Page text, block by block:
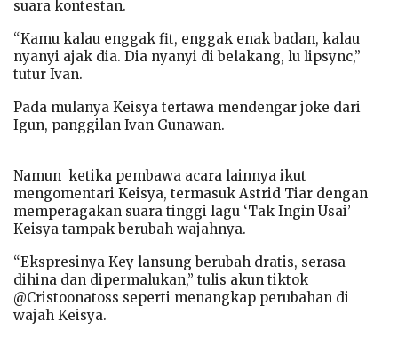
suara kontestan.
“Kamu kalau enggak fit, enggak enak badan, kalau
nyanyi ajak dia. Dia nyanyi di belakang, lu lipsync,”
tutur Ivan.
Pada mulanya Keisya tertawa mendengar joke dari
Igun, panggilan Ivan Gunawan.
Namun ketika pembawa acara lainnya ikut
mengomentari Keisya, termasuk Astrid Tiar dengan
memperagakan suara tinggi lagu ‘Tak Ingin Usai’
Keisya tampak berubah wajahnya.
“Ekspresinya Key lansung berubah dratis, serasa
dihina dan dipermalukan,” tulis akun tiktok
@Cristoonatoss seperti menangkap perubahan di
wajah Keisya.